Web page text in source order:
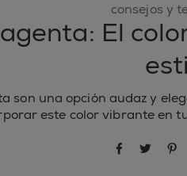
consejos y
El
son una opción audaz y
este color vibrante en